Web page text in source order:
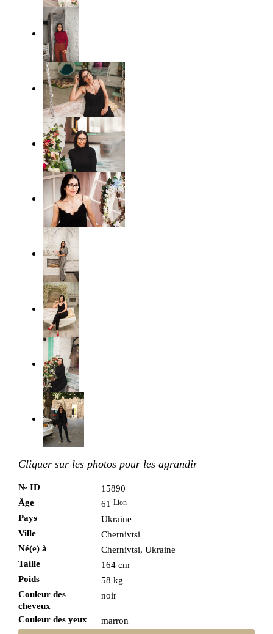
Cliquer sur les photos pour les agrandir
№ ID
15890
Âge
61 Lion
Pays
Ukraine
Ville
Chernivtsi
Né(e) à
Chernivtsі, Ukraine
Taille
164 cm
Poids
58 kg
Couleur des
cheveux
noir
Couleur des yeux
marron